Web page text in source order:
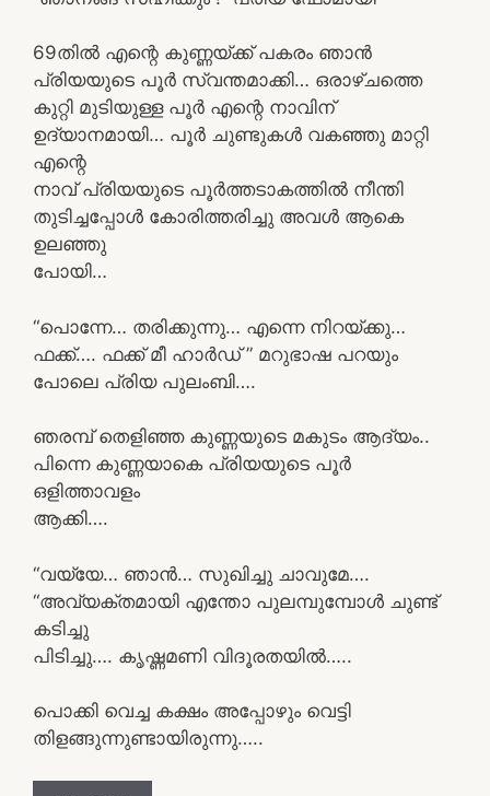
69തിൽ എന്റെ കുണ്ണയ്ക്ക് പകരം ഞാൻ
പ്രിയയുടെ പൂർ സ്വന്തമാക്കി… ഒരാഴ്ചത്തെ
കുറ്റി മുടിയുള്ള പൂർ എന്റെ നാവിന്
ഉദ്യാനമായി… പൂർ ചുണ്ടുകൾ വകഞ്ഞു മാറ്റി
എന്റെ
നാവ് പ്രിയയുടെ പൂർത്തടാകത്തിൽ നീന്തി
തുടിച്ചപ്പോൾ കോരിത്തരിച്ചു അവൾ ആകെ
ഉലഞ്ഞു
പോയി…
“പൊന്നേ… തരിക്കുന്നു… എന്നെ നിറയ്ക്കു…
ഫക്ക്…. ഫക്ക് മീ ഹാർഡ് ” മറുഭാഷ പറയും
പോലെ പ്രിയ പുലംബി….
ഞരമ്പ് തെളിഞ്ഞ കുണ്ണയുടെ മകുടം ആദ്യം..
പിന്നെ കുണ്ണയാകെ പ്രിയയുടെ പൂർ
ഒളിത്താവളം
ആക്കി….
“വയ്യേ… ഞാൻ… സുഖിച്ചു ചാവുമേ….
“അവ്യക്‌തമായി എന്തോ പുലമ്പുമ്പോൾ ചുണ്ട്
കടിച്ചു
പിടിച്ചു…. കൃഷ്ണമണി വിദൂരതയിൽ…..
പൊക്കി വെച്ച കക്ഷം അപ്പോഴും വെട്ടി
തിളങ്ങുന്നുണ്ടായിരുന്നു…..